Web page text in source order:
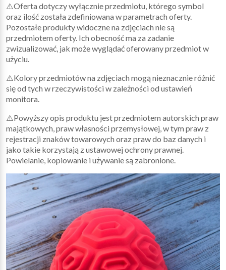
⚠️Oferta dotyczy wyłącznie przedmiotu, którego symbol
oraz ilość została zdefiniowana w parametrach oferty.
Pozostałe produkty widoczne na zdjęciach nie są
przedmiotem oferty. Ich obecność ma za zadanie
zwizualizować, jak może wyglądać oferowany przedmiot w
użyciu.
⚠️Kolory przedmiotów na zdjęciach mogą nieznacznie różnić
się od tych w rzeczywistości w zależności od ustawień
monitora.
⚠️Powyższy opis produktu jest przedmiotem autorskich praw
majątkowych, praw własności przemysłowej, w tym praw z
rejestracji znaków towarowych oraz praw do baz danych i
jako takie korzystają z ustawowej ochrony prawnej.
Powielanie, kopiowanie i używanie są zabronione.